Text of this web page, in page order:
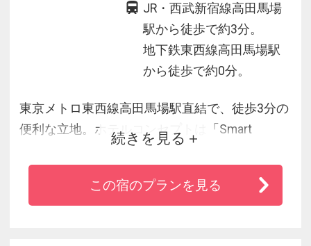
JR・西武新宿線高田馬場
駅から徒歩で約3分。
地下鉄東西線高田馬場駅
から徒歩で約0分。
東京メトロ東西線高田馬場駅直結で、徒歩3分の
便利な立地。ホテルコンセプトは「Smart
casual」。機能とデザインを心地よいバランス
で追及したホテルです。朝食は「全国津々浦々
ベッセルホテルズ食べ歩きメニュー」をコンセ
続きを見る
この宿のプランを見る